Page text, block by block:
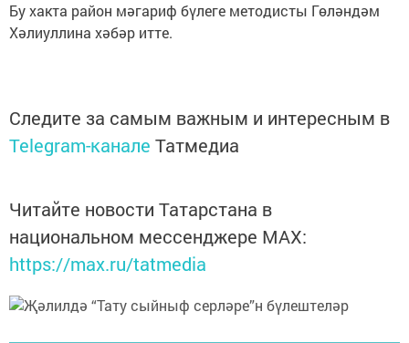
Бу хакта район мәгариф бүлеге методисты Гөләндәм
Хәлиуллина хәбәр итте.
Следите за самым важным и интересным в
Telegram-канале Татмедиа
Читайте новости Татарстана в
национальном мессенджере MАХ:
https://max.ru/tatmedia